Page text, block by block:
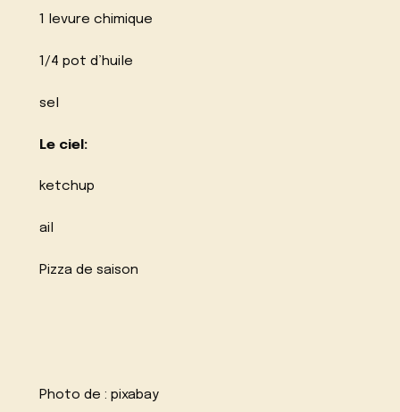
1 levure chimique
1/4 pot d’huile
sel
Le ciel:
ketchup
ail
Pizza de saison
Photo de :pixabay